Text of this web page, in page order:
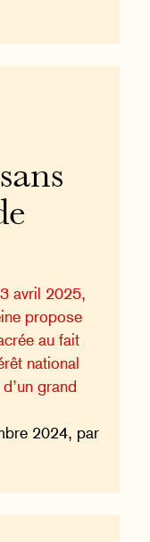
avril 2025,
propose
au fait
national
grand
2024, par